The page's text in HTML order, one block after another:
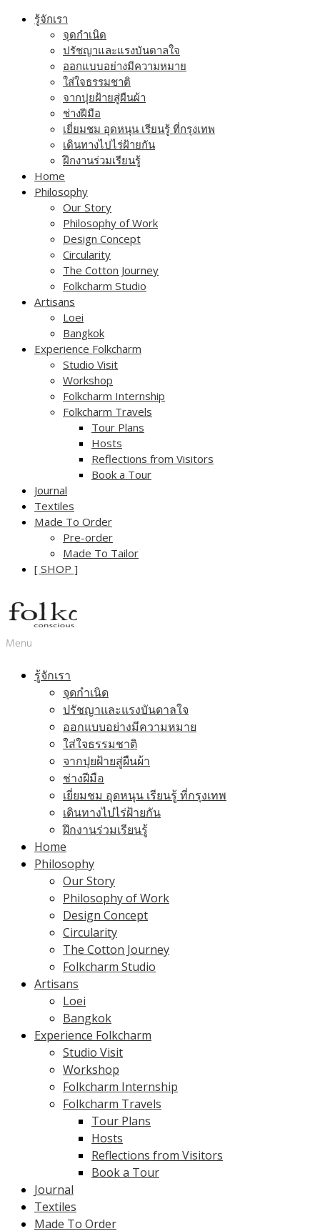
Skip
รู้จักเรา
จุดกำเนิด
ปรัชญาและแรงบันดาลใจ
ออกแบบอย่างมีความหมาย
ใส่ใจธรรมชาติ
จากปุยฝ้ายสู่ผืนผ้า
ช่างฝีมือ
เยี่ยมชม อุดหนุน เรียนรู้ ที่กรุงเทพ
เดินทางไปไร่ฝ้ายกัน
ฝึกงานร่วมเรียนรู้
Home
Philosophy
Our Story
Philosophy of Work
Design Concept
Circularity
The Cotton Journey
Folkcharm Studio
Artisans
Loei
Bangkok
Experience Folkcharm
Studio Visit
Workshop
Folkcharm Internship
Folkcharm Travels
Tour Plans
Hosts
Reflections from Visitors
Book a Tour
Journal
Textiles
Made To Order
Pre-order
Made To Tailor
[ SHOP ]
Menu
รู้จักเรา
จุดกำเนิด
ปรัชญาและแรงบันดาลใจ
ออกแบบอย่างมีความหมาย
ใส่ใจธรรมชาติ
จากปุยฝ้ายสู่ผืนผ้า
ช่างฝีมือ
เยี่ยมชม อุดหนุน เรียนรู้ ที่กรุงเทพ
เดินทางไปไร่ฝ้ายกัน
ฝึกงานร่วมเรียนรู้
Home
Philosophy
Our Story
Philosophy of Work
Design Concept
Circularity
The Cotton Journey
Folkcharm Studio
Artisans
Loei
Bangkok
Experience Folkcharm
Studio Visit
Workshop
Folkcharm Internship
Folkcharm Travels
Tour Plans
Hosts
Reflections from Visitors
Book a Tour
Journal
Textiles
Made To Order